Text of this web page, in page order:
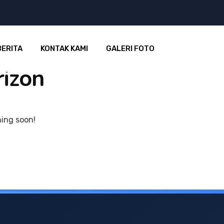
KONTAK KAMI GALERI FOTO
soon!